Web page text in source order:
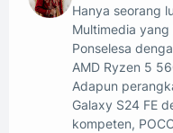
Hanya seorang
Multimedia
Ponselesa
AMD Ryzen 5
Adapun
Galaxy S24 FE
kompeten,